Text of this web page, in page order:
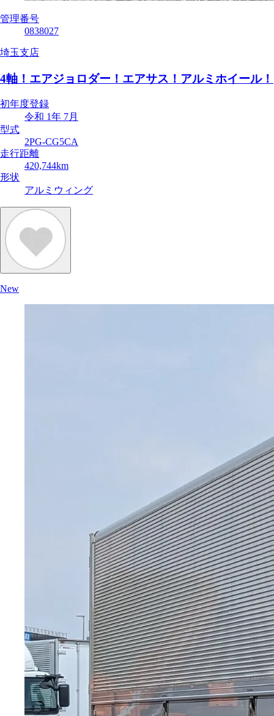
管理番号
0838027
埼玉支店
4軸！エアジョロダー！エアサス！アルミホイール！
初年度登録
令和 1年 7月
型式
2PG-CG5CA
走行距離
420,744km
形状
アルミウィング
New